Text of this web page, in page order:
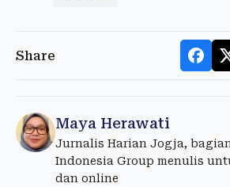
Share
Maya Herawati
Jurnalis Harian Jogja,
Indonesia Group menulis
dan online